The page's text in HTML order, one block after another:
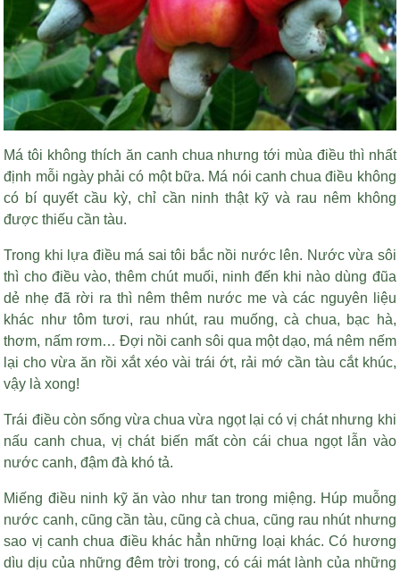
Má tôi không thích ăn canh chua nhưng tới mùa điều thì nhất
định mỗi ngày phải có một bữa. Má nói canh chua điều không
có bí quyết cầu kỳ, chỉ cần ninh thật kỹ và rau nêm không
được thiếu cần tàu.
Trong khi lựa điều má sai tôi bắc nồi nước lên. Nước vừa sôi
thì cho điều vào, thêm chút muối, ninh đến khi nào dùng đũa
dẻ nhẹ đã rời ra thì nêm thêm nước me và các nguyên liệu
khác như tôm tươi, rau nhút, rau muống, cà chua, bạc hà,
thơm, nấm rơm… Đợi nồi canh sôi qua một dạo, má nêm nếm
lại cho vừa ăn rồi xắt xéo vài trái ớt, rải mớ cần tàu cắt khúc,
vậy là xong!
Trái điều còn sống vừa chua vừa ngọt lại có vị chát nhưng khi
nấu canh chua, vị chát biến mất còn cái chua ngọt lẫn vào
nước canh, đậm đà khó tả.
Miếng điều ninh kỹ ăn vào như tan trong miệng. Húp muỗng
nước canh, cũng cần tàu, cũng cà chua, cũng rau nhút nhưng
sao vị canh chua điều khác hẳn những loại khác. Có hương
dìu dịu của những đêm trời trong, có cái mát lành của những